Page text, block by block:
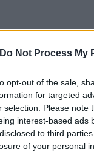
Do Not Process My
opt-out of the sale,
for targeted
selection. Please note
interest-based ads
to third
of your personal
του να